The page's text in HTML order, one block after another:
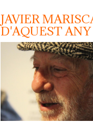
JAVIER
D'AQUEST ANY